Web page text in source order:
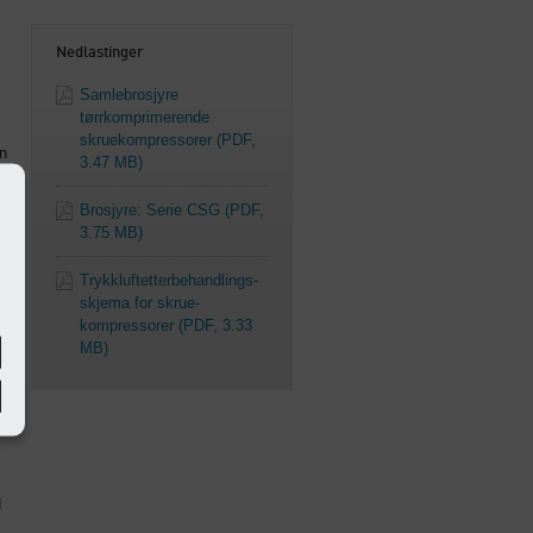
Nedlastinger
Samlebrosjyre
tørrkomprimerende
skruekompressorer (PDF,
3.47 MB)
Brosjyre: Serie CSG (PDF,
3.75 MB)
Trykkluftetterbehandlings­
skjema for skrue­
kompressorer (PDF, 3.33
MB)